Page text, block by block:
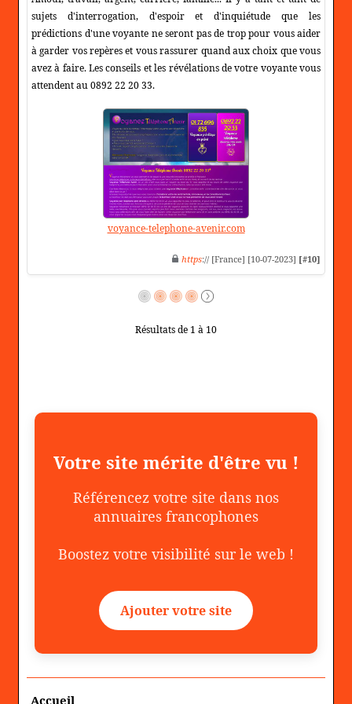
sujets d'interrogation, d'espoir et d'inquiétude que les
prédictions d'une voyante ne seront pas de trop pour vous aider
à garder vos repères et vous rassurer quand aux choix que vous
avez à faire. Les conseils et les révélations de votre voyante vous
attendent au 0892 22 20 33.
voyance-telephone-avenir.com
https:// [France] [10-07-2023] [#10]
Résultats de 1 à 10
Votre site mérite d'être vu !
Référencez votre site dans nos
annuaires francophones
Boostez votre visibilité sur le web !
Ajouter votre site
Accueil